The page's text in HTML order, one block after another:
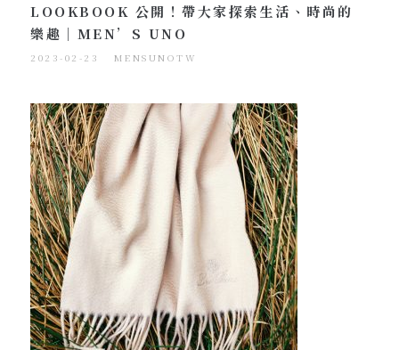
LOOKBOOK 公開！帶大家探索生活、時尚的
樂趣｜MEN’S UNO
2023-02-23 MENSUNOTW